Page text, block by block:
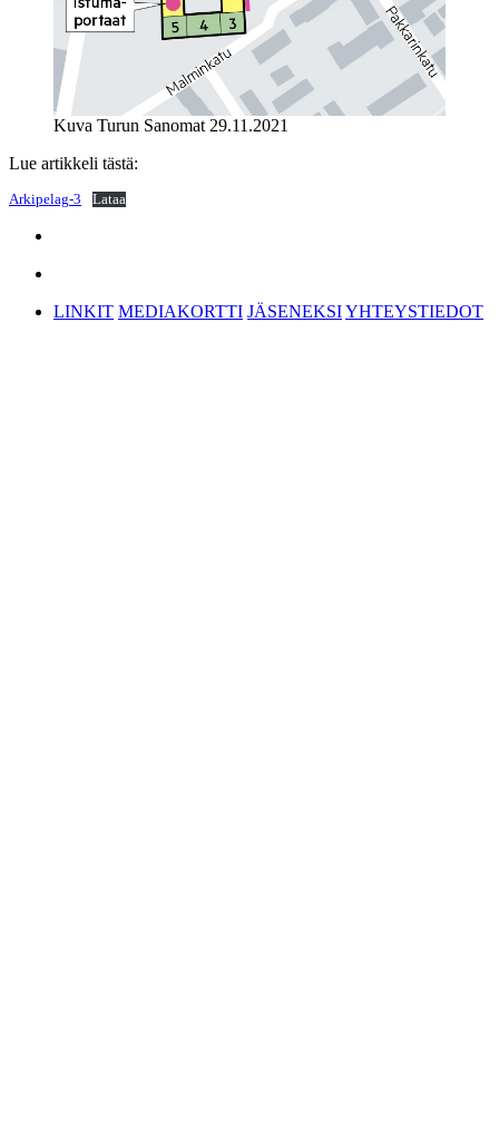
Kuva Turun Sanomat 29.11.2021
Lue artikkeli tästä:
Arkipelag-3 Lataa
LINKIT MEDIAKORTTI JÄSENEKSIYHTEYSTIEDOT